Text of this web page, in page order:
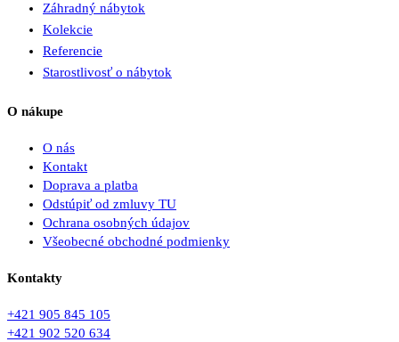
Záhradný nábytok
Kolekcie
Referencie
Starostlivosť o nábytok
O nákupe
O nás
Kontakt
Doprava a platba
Odstúpiť od zmluvy TU
Ochrana osobných údajov
Všeobecné obchodné podmienky
Kontakty
+421 905 845 105
+421 902 520 634